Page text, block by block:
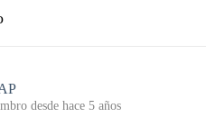
desde hace 5 años